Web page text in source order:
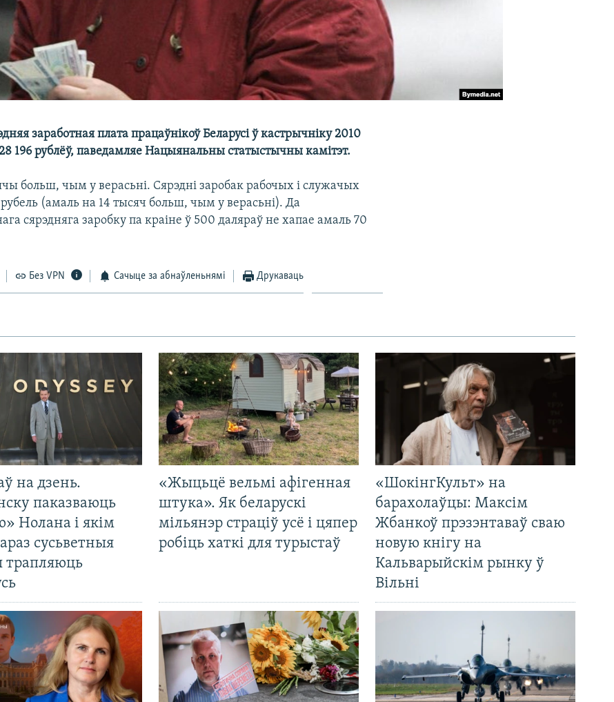
заработная плата працаўнікоў Беларусі ў кастрычніку 2010
196 рублёў, паведамляе Нацыянальны статыстычны камітэт.
больш, чым у верасьні. Сярэдні заробак рабочых і служачых
рубель (амаль на 14 тысяч больш, чым у верасьні). Да
сярэдняга заробку па краіне ў 500 даляраў не хапае амаль 70
Без VPN Сачыце за абнаўленьнямі Друкаваць
на дзень.
паказваюць
Нолана і якім
сусьветныя
трапляюць
«Жыцьцё вельмі афігенная
штука». Як беларускі
мільянэр страціў усё і цяпер
робіць хаткі для турыстаў
«ШокінгКульт» на
барахолаўцы: Максім
Жбанкоў прэзэнтаваў сваю
новую кнігу на
Кальварыйскім рынку ў
Вільні